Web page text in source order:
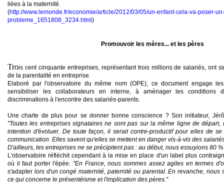
liées à la maternité.
(http://www.lemonde.fr/economie/article/2012/03/05/un-enfant-cela-va-poser-un-
probleme_1651808_3234.html )
Promouvoir les mères... et les pères
Trois cent cinquante entreprises, représentant trois millions de salariés, ont
de la parentalité en entreprise.
Elaboré par l'observatoire du même nom (OPE), ce document engage
sensibiliser les collaborateurs en interne, à aménagerles conditions
discriminations à l'encontre des salariés-parents.
Une charte de plus pour se donnerbonne conscience ? Son initiateur,
"Toutes les entreprises signataires ne sont pas sur la même ligne de départ,
intention d'évoluer. De toute façon, il serait contre-productif pour elles de se
communication. Elles savent qu'elles se mettent en danger vis-à-vis des
D'ailleurs, les entreprises ne se précipitent pas : au début, nous essuyions 80
L'observatoire réfléchit cependant à la mise en place d'un label plus
où il faut porterl'épée. "En France, nous sommes assez agiles en termes
s'adapter lors d'un congé maternité, paternité ou parental. En revanche, nous
ce qui concerne le présentéisme et l'implication des pères."